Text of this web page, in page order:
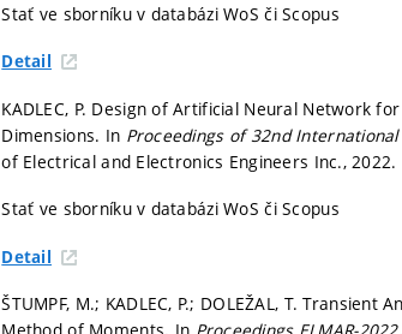
Stať ve sborníku v databázi WoS či Scopus
Detail
KADLEC, P. Design of Artificial Neural Network
Dimensions. In Proceedings of 32nd International
of Electrical and Electronics Engineers Inc., 2022.
Stať ve sborníku v databázi WoS či Scopus
Detail
ŠTUMPF, M.; KADLEC, P.; DOLEŽAL, T.